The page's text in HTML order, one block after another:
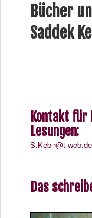
Bücher
Saddek
Kontakt für
Lesungen:
S.Kebir@t-web.de
Das